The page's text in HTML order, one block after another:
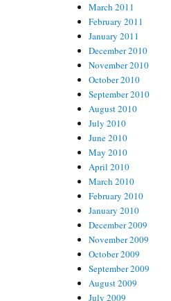
March 2011
February 2011
January 2011
December 2010
November 2010
October 2010
September 2010
August 2010
July 2010
June 2010
May 2010
April 2010
March 2010
February 2010
January 2010
December 2009
November 2009
October 2009
September 2009
August 2009
July 2009